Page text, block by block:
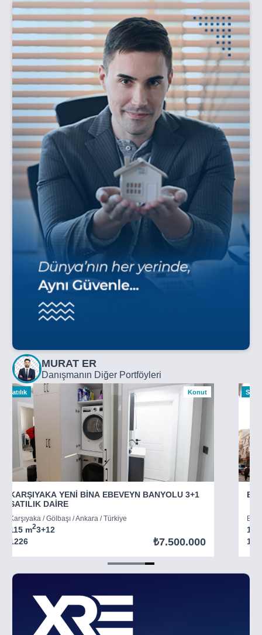
MURAT ER
Danışmanın Diğer Portföyleri
Satılık Konut
KARŞIYAKA YENİ BİNA EBEVEYN BANYOLU 3+1
SATILIK DAİRE
Karşıyaka / Gölbaşı / Ankara / Türkiye
115 m23+12
1226
₺7.500.000
of